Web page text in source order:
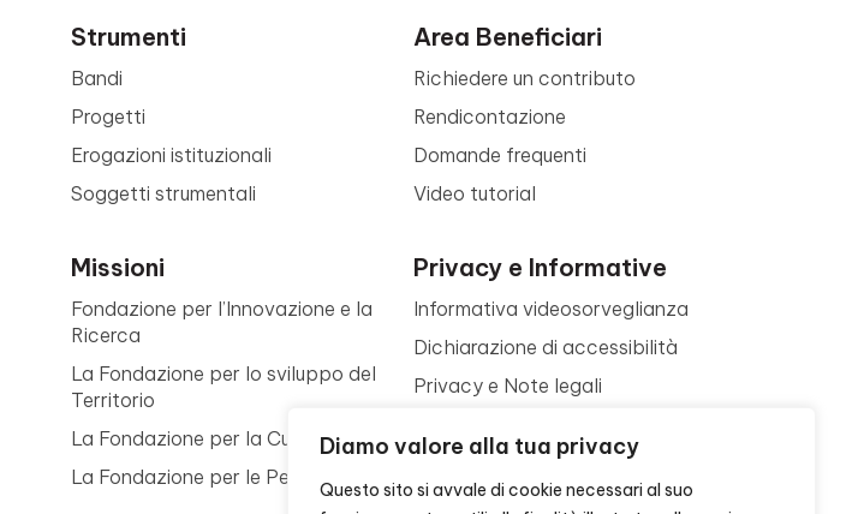
Diamo valore alla tua privacy
Questo sito si avvale di cookie necessari al suo
Strumenti
Bandi
Progetti
Erogazioni istituzionali
Soggetti strumentali
Missioni
Fondazione per l’Innovazione e la
Ricerca
La Fondazione per lo sviluppo del
Territorio
La Fondazione per la Cultura
La Fondazione per le Persone
Area Beneficiari
Richiedere un contributo
Rendicontazione
Domande frequenti
Video tutorial
Privacy e Informative
Informativa videosorveglianza
Dichiarazione di accessibilità
Privacy e Note legali
Contattaci